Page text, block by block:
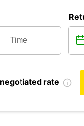
negotiated rate